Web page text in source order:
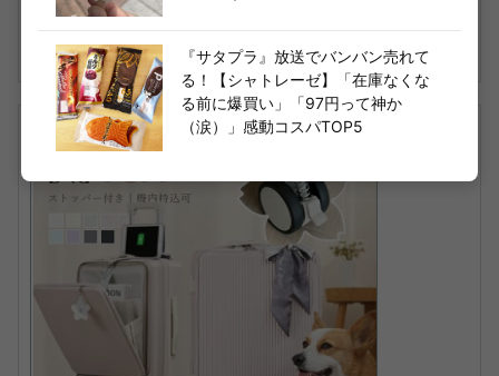
『サタプラ』放送でバンバン売れて
る！【シャトレーゼ】「在庫なくな
る前に爆買い」「97円って神か
（涙）」感動コスパTOP5